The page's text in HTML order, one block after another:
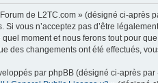
de L2TC.com » (désigné ci-après
Si vous n’acceptez pas d’être
quel moment et nous ferons tout pour
des changements ont été effectués,
par phpBB (désigné ci-après